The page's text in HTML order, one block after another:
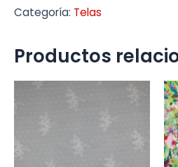
Categoría: Telas
Productos